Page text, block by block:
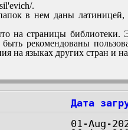
.
в нем даны
страницы библиотеки.
рекомендованы
на языках других стран и
Дата